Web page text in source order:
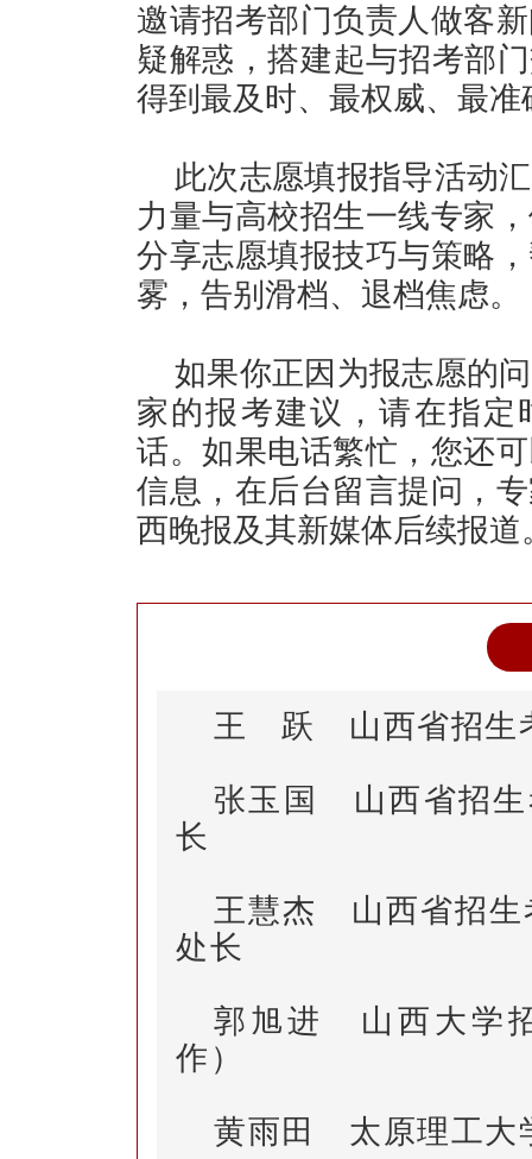
邀请招考部门负责人做客
疑解惑，搭建起与招考部
得到最及时、最权威、最准
此次志愿填报指导活动
力量与高校招生一线专家
分享志愿填报技巧与策略
雾，告别滑档、退档焦虑。
如果你正因为报志愿的
家的报考建议，请在指
话。如果电话繁忙，您还
信息，在后台留言提问，
西晚报及其新媒体后续报道
王 跃 山西省招生
张玉国 山西省招生
长
王慧杰 山西省招生
处长
郭旭进 山西大学
作）
黄雨田 太原理工大